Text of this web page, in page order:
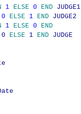
1 ELSE 0 END JUDGE1
0 ELSE 1 END JUDGE2
1 ELSE 0
END
0 ELSE 1 END JUDGE